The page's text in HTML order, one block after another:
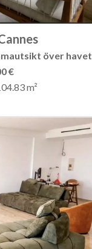
över havet
€
m²